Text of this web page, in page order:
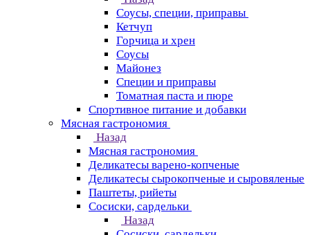
Соусы, специи, приправы
Кетчуп
Горчица и хрен
Соусы
Майонез
Специи и приправы
Томатная паста и пюре
Спортивное питание и добавки
Мясная гастрономия
Назад
Мясная гастрономия
Деликатесы варено-копченые
Деликатесы сырокопченые и сыровяленые
Паштеты, рийеты
Сосиски, сардельки
Назад